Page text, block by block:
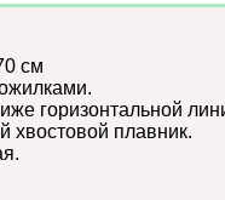
см
горизонтальной
плавник.